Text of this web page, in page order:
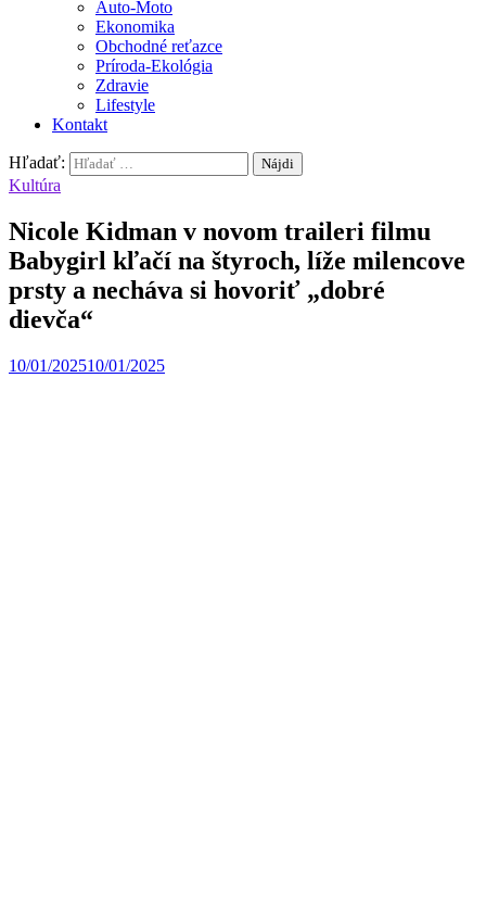
Auto-Moto
Ekonomika
Obchodné reťazce
Príroda-Ekológia
Zdravie
Lifestyle
Kontakt
Hľadať:
Kultúra
Nicole Kidman v novom traileri filmu
Babygirl kľačí na štyroch, líže milencove
prsty a necháva si hovoriť „dobré
dievča“
10/01/202510/01/2025